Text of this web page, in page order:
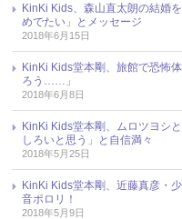
KinKi Kids、森山直太朗の結婚
めでたい」とメッセージ
2018年6月15日
KinKi Kids堂本剛、旅館で恐怖
ろう……」
2018年6月8日
KinKi Kids堂本剛、ムロツヨシ
しろいと思う」と自信満々
2018年5月25日
KinKi Kids堂本剛、近藤真彦・
音ポロリ！
2018年5月9日